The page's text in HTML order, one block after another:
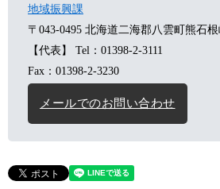
地域振興課
〒043-0495 北海道二海郡八雲町熊石
【代表】
Tel：01398-2-3111
Fax：01398-2-3230
メールでのお問い合わせ